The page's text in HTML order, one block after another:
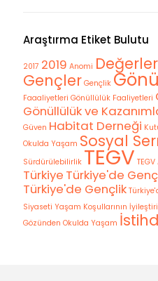
Araştırma Etiket Bulutu
2017 2019 Anomi Değerler
Gençler Gençlik
Faaaliyetleri Gönüllülük Faaliyetleri
Gönüllülük ve
Güven Habitat Derneği
Okulda Yaşam Sosyal
Sürdürülebilirlik TEGV TEGV
Türkiye Türkiye'de
Türkiye'de Gençlik
Siyaseti Yaşam Koşullarının
Gözünden Okulda Yaşam